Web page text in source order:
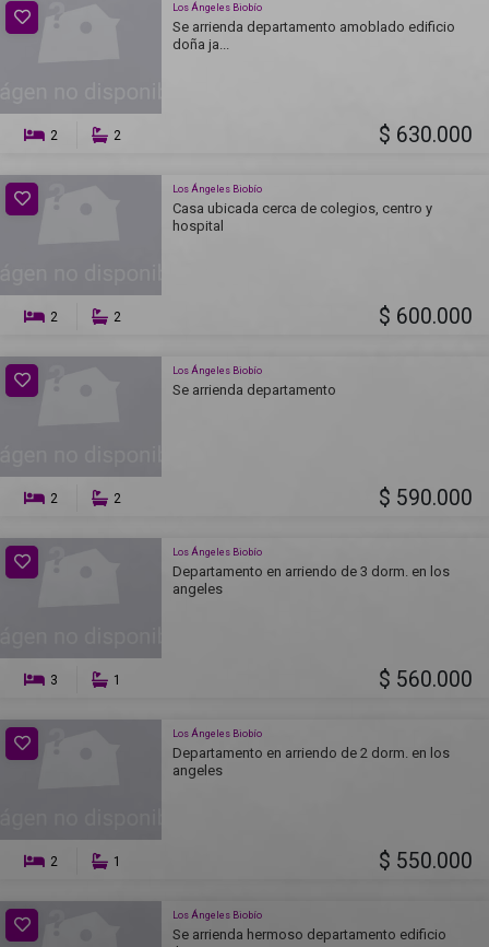
Los Ángeles Biobío
Se arrienda departamento amoblado edificio
doña ja...
2 2 $ 630.000
Los Ángeles Biobío
Casa ubicada cerca de colegios, centro y
hospital
2 2 $ 600.000
Los Ángeles Biobío
Se arrienda departamento
2 2 $ 590.000
Los Ángeles Biobío
Departamento en arriendo de 3 dorm. en los
angeles
3 1 $ 560.000
Los Ángeles Biobío
Departamento en arriendo de 2 dorm. en los
angeles
2 1 $ 550.000
Los Ángeles Biobío
Se arrienda hermoso departamento edificio